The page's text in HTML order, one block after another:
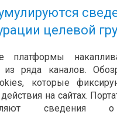
целевой
платформы
из ряда каналов.
которые
на сайтах.
сведения